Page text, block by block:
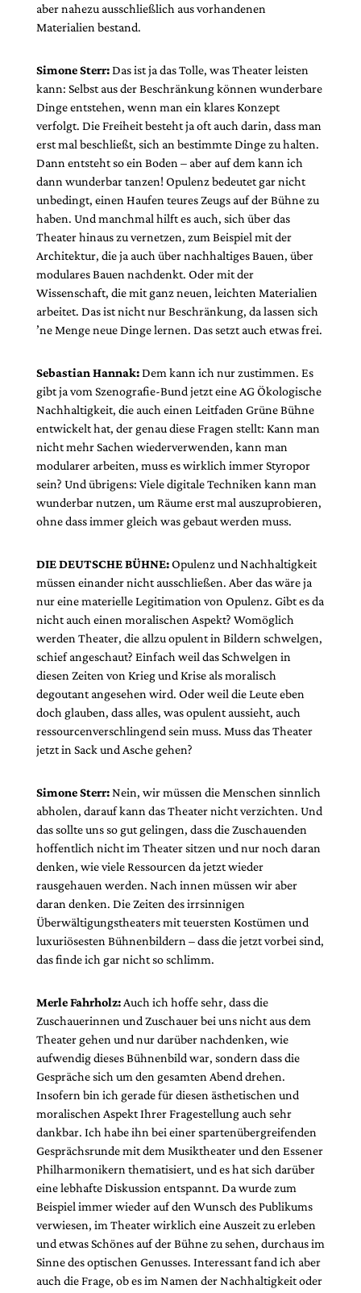
aber nahezu ausschließlich aus vorhandenen
Materialien bestand.
Simone Sterr:Das ist ja das Tolle, was Theater leisten
kann: Selbst aus der Beschränkung können wunderbare
Dinge entstehen, wenn man ein klares Konzept
verfolgt. Die Freiheit besteht ja oft auch darin, dass man
erst mal beschließt, sich an bestimmte Dinge zu halten.
Dann entsteht so ein Boden – aber auf dem kann ich
dann wunderbar tanzen! Opulenz bedeutet gar nicht
unbedingt, einen Haufen teures Zeugs auf der Bühne zu
haben. Und manchmal hilft es auch, sich über das
Theater hinaus zu vernetzen, zum Beispiel mit der
Architektur, die ja auch über nachhaltiges Bauen, über
modulares Bauen nachdenkt. Oder mit der
Wissenschaft, die mit ganz neuen, leichten Materialien
arbeitet. Das ist nicht nur Beschränkung, da lassen sich
’ne Menge neue Dinge lernen. Das setzt auch etwas frei.
Sebastian Hannak:Dem kann ich nur zustimmen. Es
gibt ja vom Szenografie-Bund jetzt eine AG Ökologische
Nachhaltigkeit, die auch einen Leitfaden Grüne Bühne
entwickelt hat, der genau diese Fragen stellt: Kann man
nicht mehr Sachen wiederverwenden, kann man
modularer arbeiten, muss es wirklich immer Styropor
sein? Und übrigens: Viele digitale Techniken kann man
wunderbar nutzen, um Räume erst mal auszuprobieren,
ohne dass immer gleich was gebaut werden muss.
DIE DEUTSCHE BÜHNE:Opulenz und Nachhaltigkeit
müssen einander nicht ausschließen. Aber das wäre ja
nur eine materielle Legitimation von Opulenz. Gibt es da
nicht auch einen moralischen Aspekt? Womöglich
werden Theater, die allzu opulent in Bildern schwelgen,
schief angeschaut? Einfach weil das Schwelgen in
diesen Zeiten von Krieg und Krise als moralisch
degoutant angesehen wird. Oder weil die Leute eben
doch glauben, dass alles, was opulent aussieht, auch
ressourcenverschlingend sein muss. Muss das Theater
jetzt in Sack und Asche gehen?
Simone Sterr:Nein, wir müssen die Menschen sinnlich
abholen, darauf kann das Theater nicht verzichten. Und
das sollte uns so gut gelingen, dass die Zuschauenden
hoffentlich nicht im Theater sitzen und nur noch daran
denken, wie viele Ressourcen da jetzt wieder
rausgehauen werden. Nach innen müssen wir aber
daran denken. Die Zeiten des irrsinnigen
Überwältigungstheaters mit teuersten Kostümen und
luxuriösesten Bühnenbildern – dass die jetzt vorbei sind,
das finde ich gar nicht so schlimm.
Merle Fahrholz: Auch ich hoffe sehr, dass die
Zuschauerinnen und Zuschauer bei uns nicht aus dem
Theater gehen und nur darüber nachdenken, wie
aufwendig dieses Bühnenbild war, sondern dass die
Gespräche sich um den gesamten Abend drehen.
Insofern bin ich gerade für diesen ästhetischen und
moralischen Aspekt Ihrer Fragestellung auch sehr
dankbar. Ich habe ihn bei einer spartenübergreifenden
Gesprächsrunde mit dem Musiktheater und den Essener
Philharmonikern thematisiert, und es hat sich darüber
eine lebhafte Diskussion entspannt. Da wurde zum
Beispiel immer wieder auf den Wunsch des Publikums
verwiesen, im Theater wirklich eine Auszeit zu erleben
und etwas Schönes auf der Bühne zu sehen, durchaus im
Sinne des optischen Genusses. Interessant fand ich aber
auch die Frage, ob es im Namen der Nachhaltigkeit oder